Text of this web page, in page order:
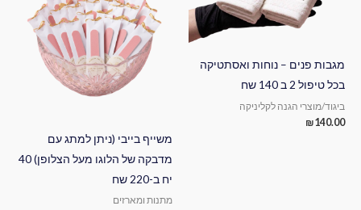
מגבות פנים – נוחות ואסתטיקה
בכל טיפול 2 ב 140 שח
ביגוד/מוצרי הגנה לקליניקה
₪140.00
משייף בייבי (ניתן למתג עם
מדבקה של הלוגו מעל הצלופן) 40
יח ב-220 שח
מתנות ומארזים